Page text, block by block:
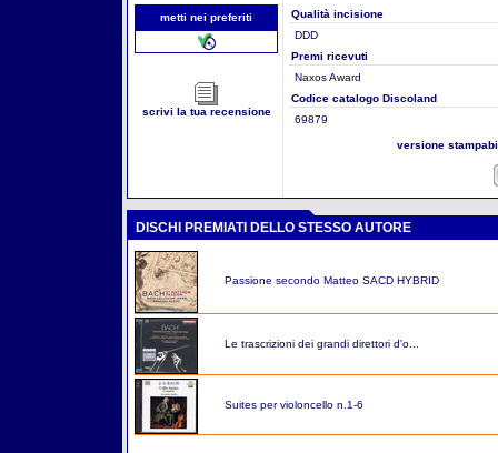
metti nei preferiti
scrivi la tua recensione
Qualità incisione
DDD
Premi ricevuti
Naxos Award
Codice catalogo Discoland
69879
versione
DISCHI PREMIATI DELLO STESSO AUTORE
Passione secondo Matteo SACD HYBRID
Le trascrizioni dei grandi direttori d'o...
Suites per violoncello n.1-6